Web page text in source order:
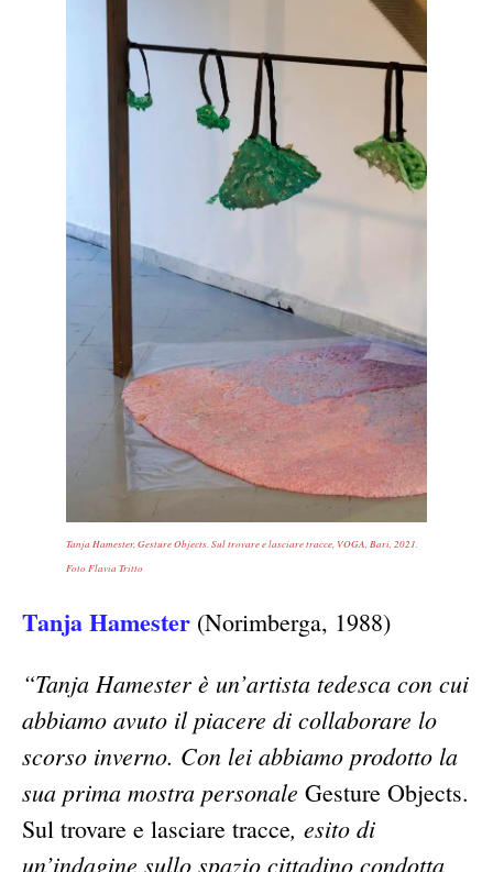
Tanja Hamester, Gesture Objects. Sul trovare e lasciare tracce, VOGA, Bari, 2021.
Foto Flavia Tritto
Tanja Hamester (Norimberga, 1988)
“Tanja Hamester è un’artista tedesca con cui
abbiamo avuto il piacere di collaborare lo
scorso inverno. Con lei abbiamo prodotto la
sua prima mostra personale Gesture Objects.
Sul trovare e lasciare tracce, esito di
un’indagine sullo spazio cittadino condotta